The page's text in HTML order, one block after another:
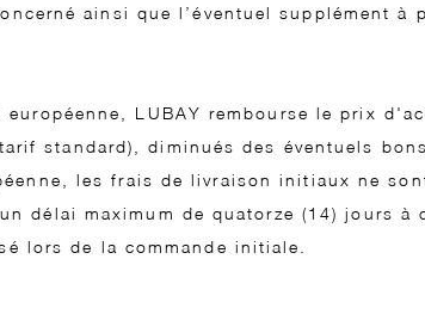
ainsi que l’éventuel supplément à
LUBAY rembourse le prix
standard), diminués des éventuels
les frais de livraison initiaux ne
délai maximum de quatorze (14) jours à
lors de la commande initiale.